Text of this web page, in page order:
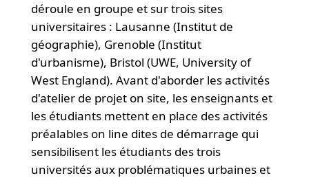
déroule en groupe et sur trois sites
universitaires : Lausanne (Institut de
géographie), Grenoble (Institut
d'urbanisme), Bristol (UWE, University of
West England). Avant d'aborder les activités
d'atelier de projet on site, les enseignants et
les étudiants mettent en place des activités
préalables on line dites de démarrage qui
sensibilisent les étudiants des trois
universités aux problématiques urbaines et